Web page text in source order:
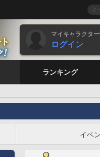
マイキャラクタ
ログイン
ランキング
イベ